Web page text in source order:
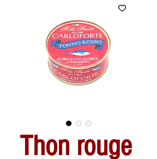
Thon rouge